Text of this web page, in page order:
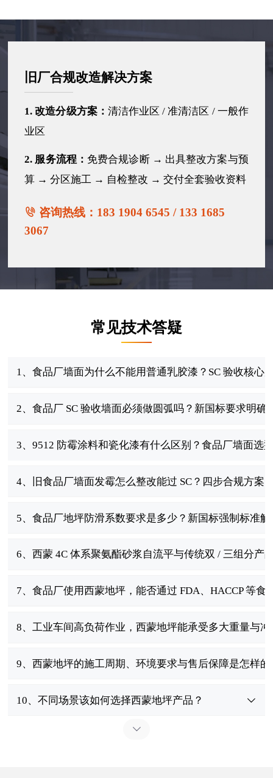
旧厂合规改造解决方案
1. 改造分级方案： 清洁作业区 / 准清洁区 / 一般作
业区
2. 服务流程： 免费合规诊断 → 出具整改方案与预
算 → 分区施工 → 自检整改 → 交付全套验收资料
咨询热线：183 1904 6545 / 133 1685
3067
常见技术答疑
1、食品厂墙面为什么不能用普通乳胶漆？SC 验收核心
2、食品厂 SC 验收墙面必须做圆弧吗？新国标要求明确
3、9512 防霉涂料和瓷化漆有什么区别？食品厂墙面选
4、旧食品厂墙面发霉怎么整改能过 SC？四步合规方案
5、食品厂地坪防滑系数要求是多少？新国标强制标准解
6、西蒙 4C 体系聚氨酯砂浆自流平与传统双 / 三组分产
7、食品厂使用西蒙地坪，能否通过 FDA、HACCP 等食
8、工业车间高负荷作业，西蒙地坪能承受多大重量与冲
9、西蒙地坪的施工周期、环境要求与售后保障是怎样的
10、不同场景该如何选择西蒙地坪产品？